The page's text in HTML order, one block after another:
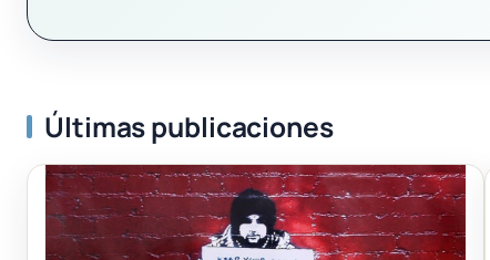
Últimas publicaciones